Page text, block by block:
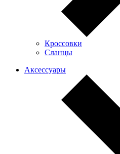
Кроссовки
Сланцы
Аксессуары